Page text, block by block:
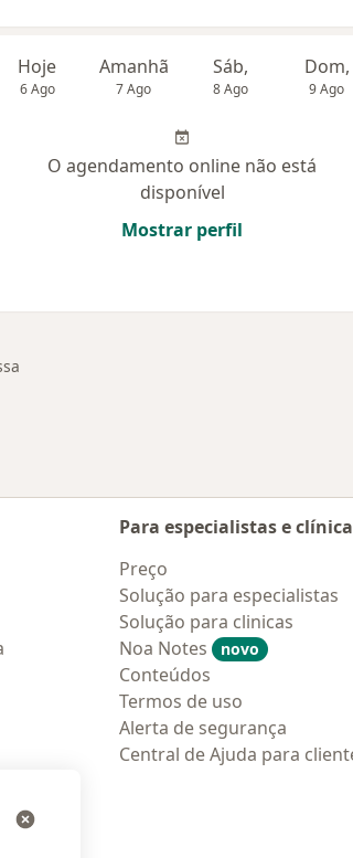
Hoje
6 Ago
Amanhã
7 Ago
Sáb,
8 Ago
Dom,
9 Ago
O agendamento online não está
disponível
Mostrar perfil
Para especialistas e
Preço
Solução para especialistas
Solução para clinicas
Noa Notes
novo
Conteúdos
Termos de uso
Alerta de segurança
Central de Ajuda para